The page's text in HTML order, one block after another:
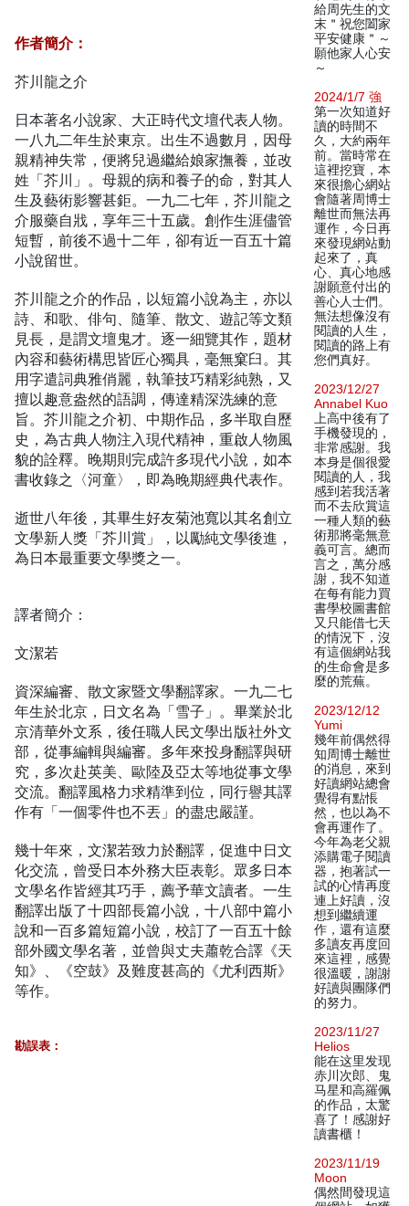
作者簡介：
芥川龍之介
日本著名小說家、大正時代文壇代表人物。
一八九二年生於東京。出生不過數月，因母
親精神失常，便將兒過繼給娘家撫養，並改
姓「芥川」。母親的病和養子的命，對其人
生及藝術影響甚鉅。一九二七年，芥川龍之
介服藥自戕，享年三十五歲。創作生涯儘管
短暫，前後不過十二年，卻有近一百五十篇
小說留世。
芥川龍之介的作品，以短篇小說為主，亦以
詩、和歌、俳句、隨筆、散文、遊記等文類
見長，是謂文壇鬼才。逐一細覽其作，題材
內容和藝術構思皆匠心獨具，毫無窠臼。其
用字遣詞典雅俏麗，執筆技巧精彩純熟，又
擅以趣意盎然的語調，傳達精深洗練的意
旨。芥川龍之介初、中期作品，多半取自歷
史，為古典人物注入現代精神，重啟人物風
貌的詮釋。晚期則完成許多現代小說，如本
書收錄之〈河童〉，即為晚期經典代表作。
逝世八年後，其畢生好友菊池寬以其名創立
文學新人獎「芥川賞」，以勵純文學後進，
為日本最重要文學獎之一。
譯者簡介：
文潔若
資深編審、散文家暨文學翻譯家。一九二七
年生於北京，日文名為「雪子」。畢業於北
京清華外文系，後任職人民文學出版社外文
部，從事編輯與編審。多年來投身翻譯與研
究，多次赴英美、歐陸及亞太等地從事文學
交流。翻譯風格力求精準到位，同行譽其譯
作有「一個零件也不丟」的盡忠嚴謹。
幾十年來，文潔若致力於翻譯，促進中日文
化交流，曾受日本外務大臣表彰。眾多日本
文學名作皆經其巧手，薦予華文讀者。一生
翻譯出版了十四部長篇小說，十八部中篇小
說和一百多篇短篇小說，校訂了一百五十餘
部外國文學名著，並曾與丈夫蕭乾合譯《天
知》、《空鼓》及難度甚高的《尤利西斯》
等作。
勘誤表：
給周先生的文
末＂祝您闔家
平安健康＂～
願他家人心安
～
2024/1/7 強
第一次知道好
讀的時間不
久，大約兩年
前。當時常在
這裡挖寶，本
來很擔心網站
會隨著周博士
離世而無法再
運作，今日再
來發現網站動
起來了，真
心、真心地感
謝願意付出的
善心人士們。
無法想像沒有
閱讀的人生，
閱讀的路上有
您們真好。
2023/12/27
Annabel Kuo
上高中後有了
手機發現的，
非常感謝。我
本身是個很愛
閱讀的人，我
感到若我活著
而不去欣賞這
一種人類的藝
術那將毫無意
義可言。總而
言之，萬分感
謝，我不知道
在每有能力買
書學校圖書館
又只能借七天
的情況下，沒
有這個網站我
的生命會是多
麼的荒蕪。
2023/12/12
Yumi
幾年前偶然得
知周博士離世
的消息，來到
好讀網站總會
覺得有點悵
然，也以為不
會再運作了。
今年為老父親
添購電子閱讀
器，抱著試一
試的心情再度
連上好讀，沒
想到繼續運
作，還有這麼
多讀友再度回
來這裡，感覺
很溫暖，謝謝
好讀與團隊們
的努力。
2023/11/27
Helios
能在这里发现
赤川次郎、鬼
马星和高羅佩
的作品，太驚
喜了！感謝好
讀書櫃！
2023/11/19
Moon
偶然間發現這